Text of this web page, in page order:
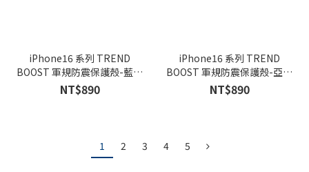
iPhone16 系列 TREND
BOOST 軍規防震保護殼-藍莓
色
NT$890
iPhone16 系列 TREND
BOOST 軍規防震保護殼-亞麻
綠色
NT$890
1 2 3 4 5